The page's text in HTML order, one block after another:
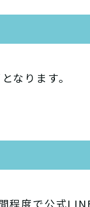
なります。
程度で公式